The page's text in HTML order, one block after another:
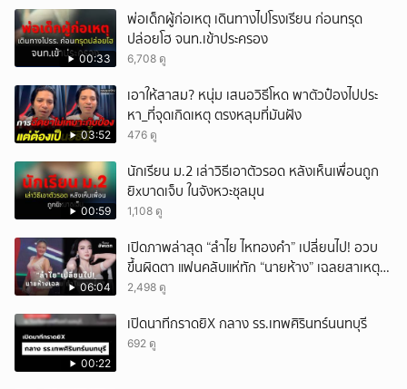
00:33
พ่อเด็กผู้ก่อเหตุ เดินทางไปโรงเรียน ก่อนทรุด
ปล่อยโฮ จนท.เข้าประครอง
6,708 ดู
03:52
เอาให้สาสม? หนุ่ม เสนอวิธีโหด พาตัวป๋องไปประ
หา_ที่จุดเกิดเหตุ ตรงหลุมที่มันฝัง
476 ดู
00:59
นักเรียน ม.2 เล่าวิธีเอาตัวรอด หลังเห็นเพื่อนถูก
ยิxบาดเจ็บ ในจังหวะชุลมุน
1,108 ดู
06:04
เปิดภาพล่าสุด “ลำไย ไหทองคำ” เปลี่ยนไป! อวบ
ขึ้นผิดตา แฟนคลับแห่ทัก “นายห้าง” เฉลยสาเหตุ
ชัด!
2,498 ดู
00:22
เปิดนาทีกราดยิX กลาง รร.เทพศิรินทร์นนทบุรี
692 ดู